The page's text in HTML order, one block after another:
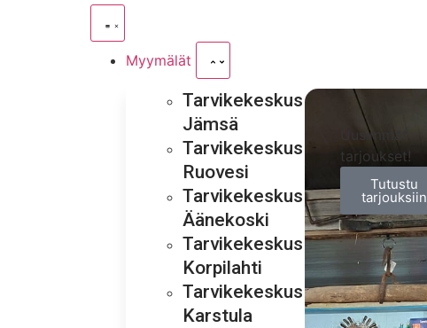
Myymälät
Tarvikekeskus
Jämsä
Tarvikekeskus
Ruovesi
Tarvikekeskus
Äänekoski
Tarvikekeskus
Korpilahti
Tarvikekeskus
Karstula
Uusimmat
tarjoukset!
Tutustu
tarjouksiin